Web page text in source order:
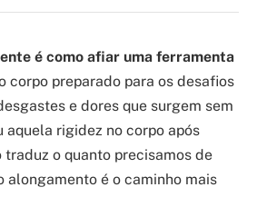
é como afiar uma ferramenta
corpo preparado para os desafios
e dores que surgem sem
aquela rigidez no corpo após
traduz o quanto precisamos de
alongamento é o caminho mais